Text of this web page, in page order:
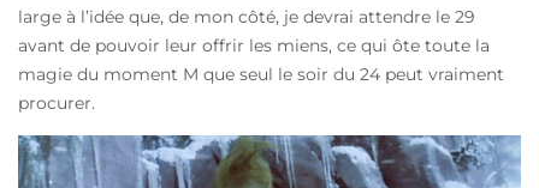
large à l’idée que, de mon côté, je devrai attendre le 29
avant de pouvoir leur offrir les miens, ce qui ôte toute la
magie du moment M que seul le soir du 24 peut vraiment
procurer.